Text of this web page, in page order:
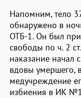
Напомним, тело
обнаружено в
ОТБ-1. Он был
свободы по ч. 2
наказание начал
вдовы умершего,
медучреждение
избиения в ИК